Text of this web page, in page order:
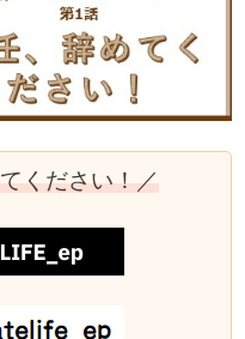
ください！／